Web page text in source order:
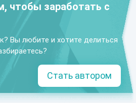
чтобы заработать с
Вы любите и хотите делиться
Стать автором